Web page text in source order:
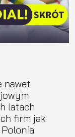
nawet
latach
firm jak